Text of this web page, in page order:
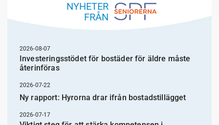
NYHETER
FRÅN
2026-08-07
Investeringsstödet för bostäder för äldre måste
återinföras
2026-07-22
Ny rapport: Hyrorna drar ifrån bostadstillägget
2026-07-17